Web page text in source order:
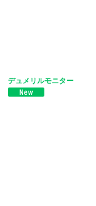
デュメリルモニター